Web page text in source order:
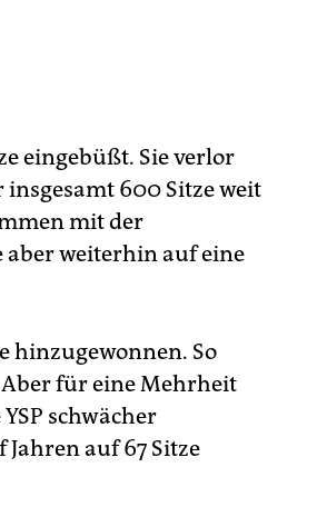
eingebüßt. Sie verlor
600 Sitze weit
mit der
weiterhin auf eine
hinzugewonnen. So
Aber für eine Mehrheit
schwächer
auf 67 Sitze